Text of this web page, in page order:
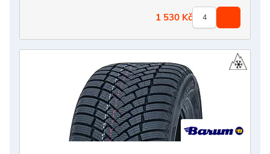
1 530 Kč